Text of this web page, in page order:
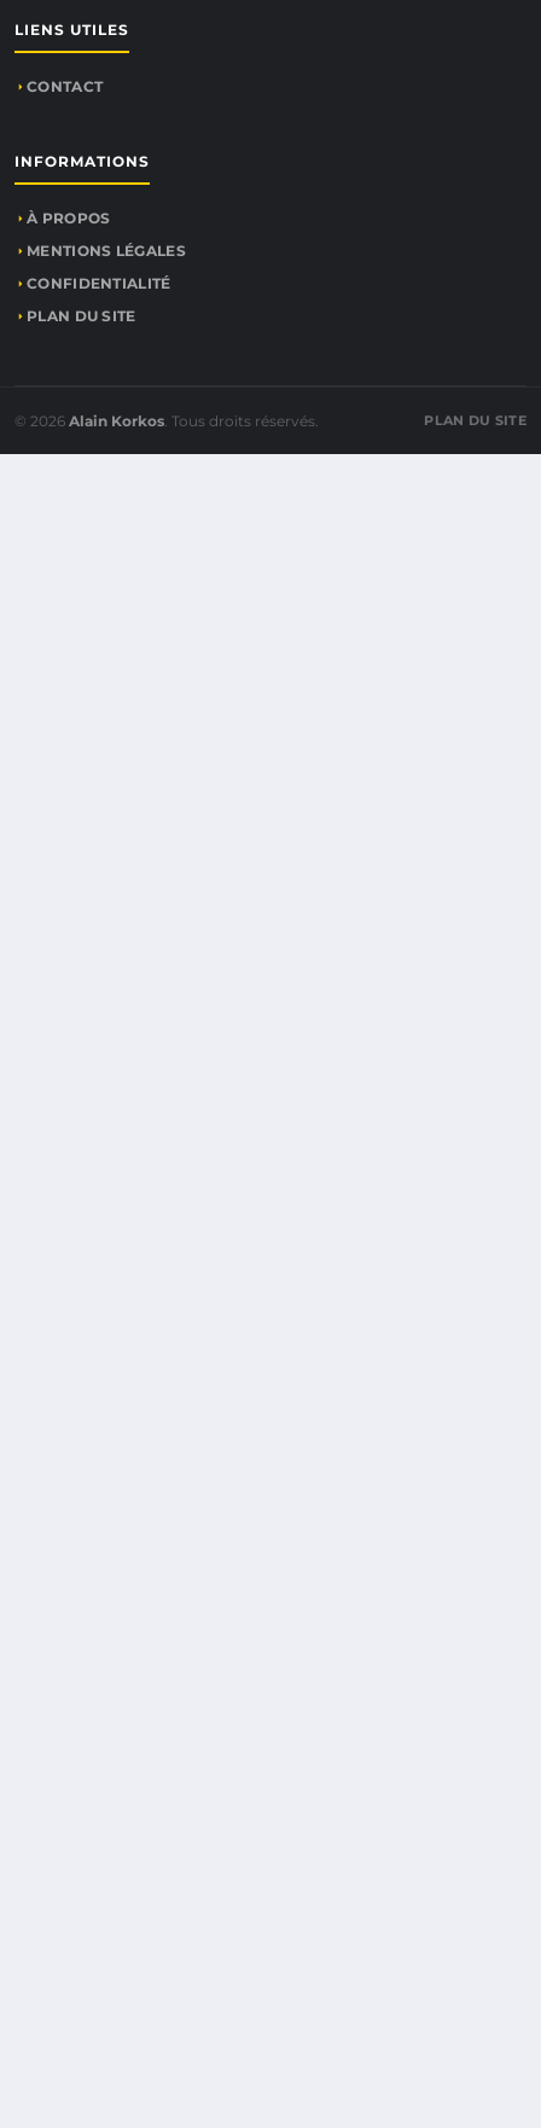
LIENS UTILES
CONTACT
INFORMATIONS
À PROPOS
MENTIONS LÉGALES
CONFIDENTIALITÉ
PLAN DU SITE
© 2026 Alain Korkos. Tous droits réservés. PLAN DU SITE